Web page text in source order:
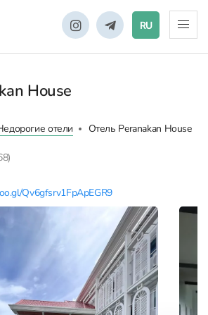
RU
House
отели Отель Peranakan House
Qv6gfsrv1FpApEGR9